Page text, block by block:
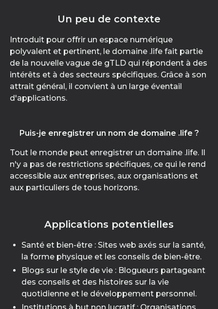
Un peu de contexte
Introduit pour offrir un espace numérique
polyvalent et pertinent, le domaine .life fait partie
de la nouvelle vague de gTLD qui répondent à des
intérêts et à des secteurs spécifiques. Grâce à son
attrait général, il convient à un large éventail
d'applications.
Puis-je enregistrer un nom de domaine .life ?
Tout le monde peut enregistrer un domaine .life. Il
n'y a pas de restrictions spécifiques, ce qui le rend
accessible aux entreprises, aux organisations et
aux particuliers de tous horizons.
Applications potentielles
Santé et bien-être : Sites web axés sur la santé,
la forme physique et les conseils de bien-être.
Blogs sur le style de vie : Blogueurs partageant
des conseils et des histoires sur la vie
quotidienne et le développement personnel.